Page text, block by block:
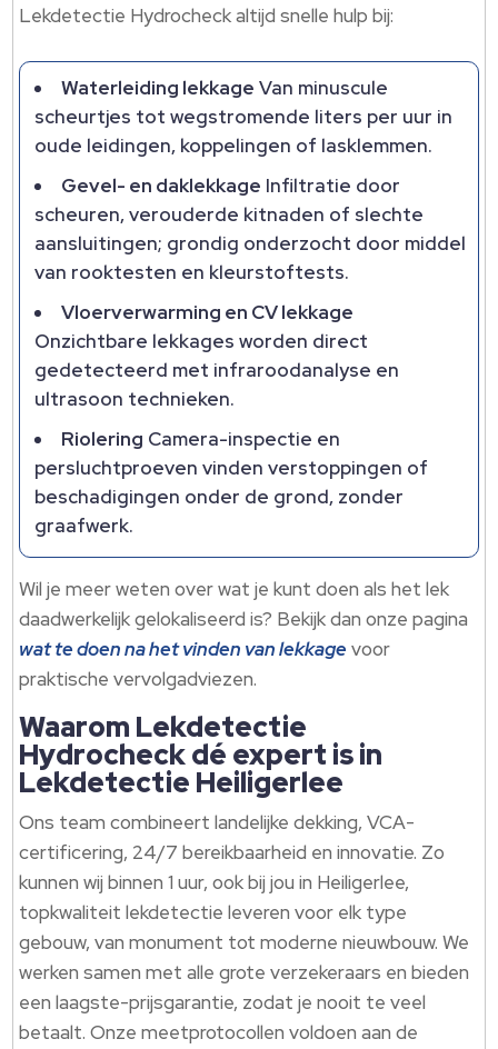
Lekdetectie Hydrocheck altijd snelle hulp bij:
Waterleiding lekkage Van minuscule
scheurtjes tot wegstromende liters per uur in
oude leidingen, koppelingen of lasklemmen.
Gevel- en daklekkage Infiltratie door
scheuren, verouderde kitnaden of slechte
aansluitingen; grondig onderzocht door middel
van rooktesten en kleurstoftests.
Vloerverwarming en CV lekkage
Onzichtbare lekkages worden direct
gedetecteerd met infraroodanalyse en
ultrasoon technieken.
Riolering Camera-inspectie en
persluchtproeven vinden verstoppingen of
beschadigingen onder de grond, zonder
graafwerk.
Wil je meer weten over wat je kunt doen als het lek
daadwerkelijk gelokaliseerd is? Bekijk dan onze pagina
wat te doen na het vinden van lekkage voor
praktische vervolgadviezen.
Waarom Lekdetectie
Hydrocheck dé expert is in
Lekdetectie Heiligerlee
Ons team combineert landelijke dekking, VCA-
certificering, 24/7 bereikbaarheid en innovatie. Zo
kunnen wij binnen 1 uur, ook bij jou in Heiligerlee,
topkwaliteit lekdetectie leveren voor elk type
gebouw, van monument tot moderne nieuwbouw. We
werken samen met alle grote verzekeraars en bieden
een laagste-prijsgarantie, zodat je nooit te veel
betaalt. Onze meetprotocollen voldoen aan de